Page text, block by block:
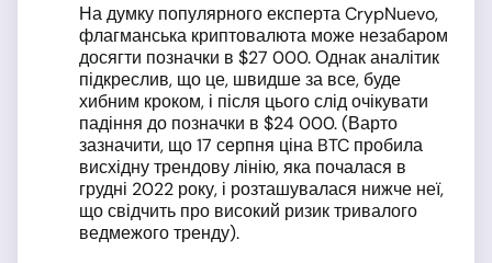
На думку популярного експерта CrypNuevo,
флагманська криптовалюта може незабаром
досягти позначки в $27 000. Однак аналітик
підкреслив, що це, швидше за все, буде
хибним кроком, і після цього слід очікувати
падіння до позначки в $24 000. (Варто
зазначити, що 17 серпня ціна BTC пробила
висхідну трендову лінію, яка почалася в
грудні 2022 року, і розташувалася нижче неї,
що свідчить про високий ризик тривалого
ведмежого тренду).